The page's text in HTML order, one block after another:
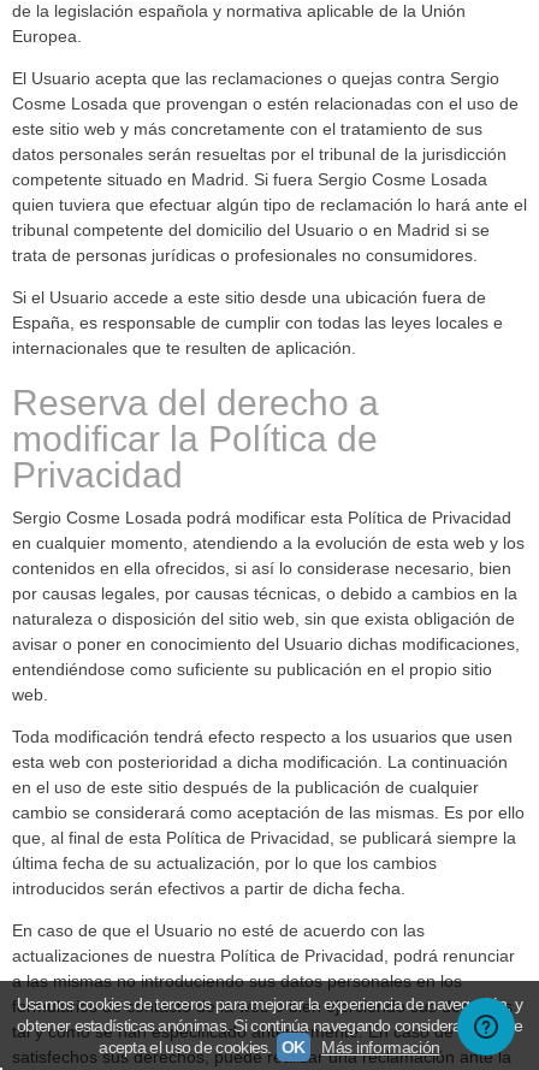
de la legislación española y normativa aplicable de la Unión
Europea.
El Usuario acepta que las reclamaciones o quejas contra Sergio
Cosme Losada que provengan o estén relacionadas con el uso de
este sitio web y más concretamente con el tratamiento de sus
datos personales serán resueltas por el tribunal de la jurisdicción
competente situado en Madrid. Si fuera Sergio Cosme Losada
quien tuviera que efectuar algún tipo de reclamación lo hará ante el
tribunal competente del domicilio del Usuario o en Madrid si se
trata de personas jurídicas o profesionales no consumidores.
Si el Usuario accede a este sitio desde una ubicación fuera de
España, es responsable de cumplir con todas las leyes locales e
internacionales que te resulten de aplicación.
Reserva del derecho a
modificar la Política de
Privacidad
Sergio Cosme Losada podrá modificar esta Política de Privacidad
en cualquier momento, atendiendo a la evolución de esta web y los
contenidos en ella ofrecidos, si así lo considerase necesario, bien
por causas legales, por causas técnicas, o debido a cambios en la
naturaleza o disposición del sitio web, sin que exista obligación de
avisar o poner en conocimiento del Usuario dichas modificaciones,
entendiéndose como suficiente su publicación en el propio sitio
web.
Toda modificación tendrá efecto respecto a los usuarios que usen
esta web con posterioridad a dicha modificación. La continuación
en el uso de este sitio después de la publicación de cualquier
cambio se considerará como aceptación de las mismas. Es por ello
que, al final de esta Política de Privacidad, se publicará siempre la
última fecha de su actualización, por lo que los cambios
introducidos serán efectivos a partir de dicha fecha.
En caso de que el Usuario no esté de acuerdo con las
actualizaciones de nuestra Política de Privacidad, podrá renunciar
a las mismas no introduciendo sus datos personales en los
formularios de contacto de la web o bien ejerciendo sus derechos
tal y como se han especificado anteriormente. En caso de no ver
satisfechos sus derechos, puede realizar una reclamación ante la
Usamos cookies de terceros para mejorar la experiencia de navegación, y
obtener estadísticas anónimas. Si continúa navegando consideramos que
acepta el uso de cookies.
OK Más información